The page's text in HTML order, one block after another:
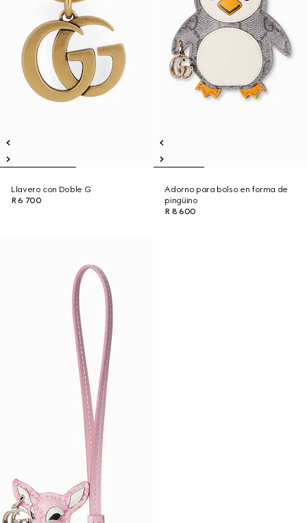
Llavero con Doble G
R 6 700
Adorno para bolso en forma de
pingüino
R 8 600